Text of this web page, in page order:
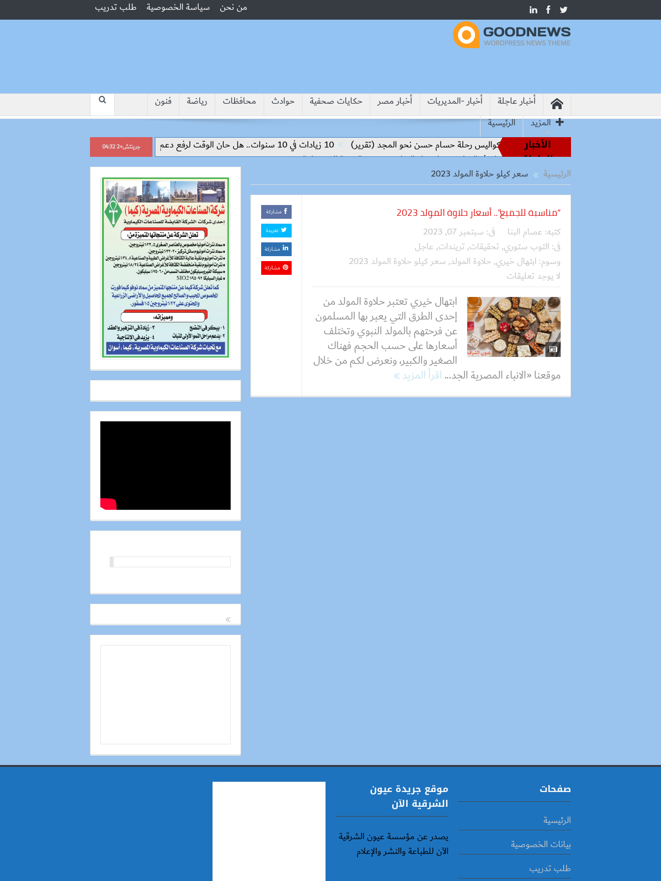
من نحن سياسة الخصوصية طلب تدريب
أخبار عاجلة أخبار -المديريات أخبار مصر حكايات صحفية حوادث محافظات رياضة
فنون
المزيد
الرئيسية
الأخبار
العاجلة
من أساطير الملاعب إلى قيادة الفراعنة.. كواليس رحلة حسام حسن نحو المجد (تقرير) 10 زيادات في 10 سنوات.. هل حان الوقت لرفع دعم البنزين نهائيا؟
“جبروت امرأة”.. مارست الرذيلة
من هيروشيما.. وزير التعليم: التعاون الدولي في التعليم مفتاح بناء السلام وتحقيق التنمية المستدامة
جرينتش+2 04:32
الرئيسية سعر كيلو حلاوة المولد 2023
“مناسبة للجميع”.. أسعار حلاوة المولد 2023
كتبه: عصام البنا فى: سبتمبر 07, 2023
فى: التوب ستوري, تحقيقات, تريندات, عاجل
وسوم: ابتهال خيري, حلاوة المولد, سعر كيلو حلاوة المولد 2023
لا يوجد تعليقات
ابتهال خيري تعتبر حلاوة المولد من
إحدى الطرق التي يعبر بها المسلمون
عن فرحتهم بالمولد النبوي وتختلف
أسعارها على حسب الحجم فهناك
الصغير والكبير، ونعرض لكم من خلال
موقعنا «الانباء المصرية الجد...اقرأ المزيد
مشاركة
تغريدة
مشاركة
مشاركة
صفحات
الرئيسية
بيانات الخصوصية
طلب تدريب
موقع جريدة عيون
الشرقية الآن
يصدر عن مؤسسة عيون الشرقية
الآن للطباعة والنشر والإعلام